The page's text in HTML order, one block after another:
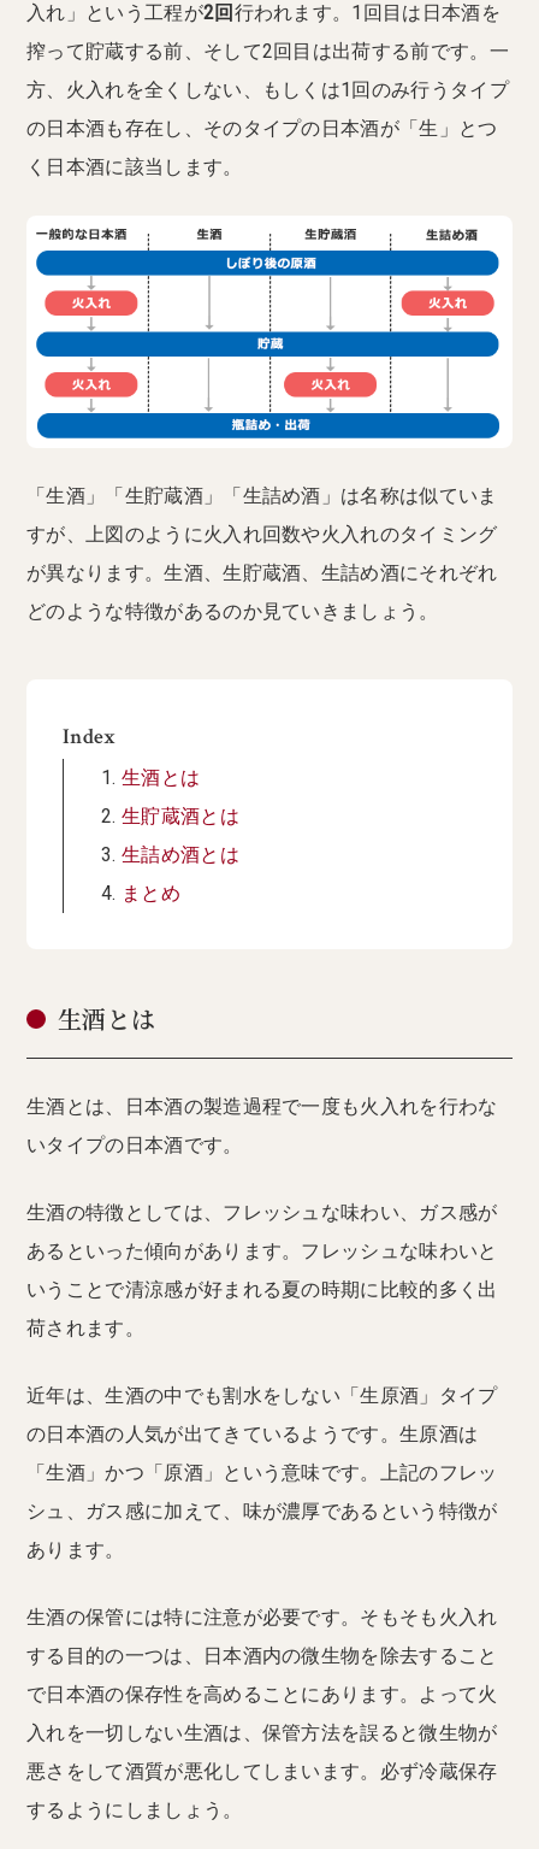
入れ」という工程が2回 行われます。1回目は日本酒を
搾って貯蔵する前、そして2回目は出荷する前です。一
方、火入れを全くしない、もしくは1回のみ行うタイプ
の日本酒も存在し、そのタイプの日本酒が「生」とつ
く日本酒に該当します。
「生酒」「生貯蔵酒」「生詰め酒」は名称は似ていま
すが、上図のように火入れ回数や火入れのタイミング
が異なります。生酒、生貯蔵酒、生詰め酒にそれぞれ
どのような特徴があるのか見ていきましょう。
Index
生酒とは
生貯蔵酒とは
生詰め酒とは
まとめ
生酒とは
生酒とは、日本酒の製造過程で一度も火入れを行わな
いタイプの日本酒です。
生酒の特徴としては、フレッシュな味わい、ガス感が
あるといった傾向があります。フレッシュな味わいと
いうことで清涼感が好まれる夏の時期に比較的多く出
荷されます。
近年は、生酒の中でも割水をしない「生原酒」タイプ
の日本酒の人気が出てきているようです。生原酒は
「生酒」かつ「原酒」という意味です。上記のフレッ
シュ、ガス感に加えて、味が濃厚であるという特徴が
あります。
生酒の保管には特に注意が必要です。そもそも火入れ
する目的の一つは、日本酒内の微生物を除去すること
で日本酒の保存性を高めることにあります。よって火
入れを一切しない生酒は、保管方法を誤ると微生物が
悪さをして酒質が悪化してしまいます。必ず冷蔵保存
するようにしましょう。